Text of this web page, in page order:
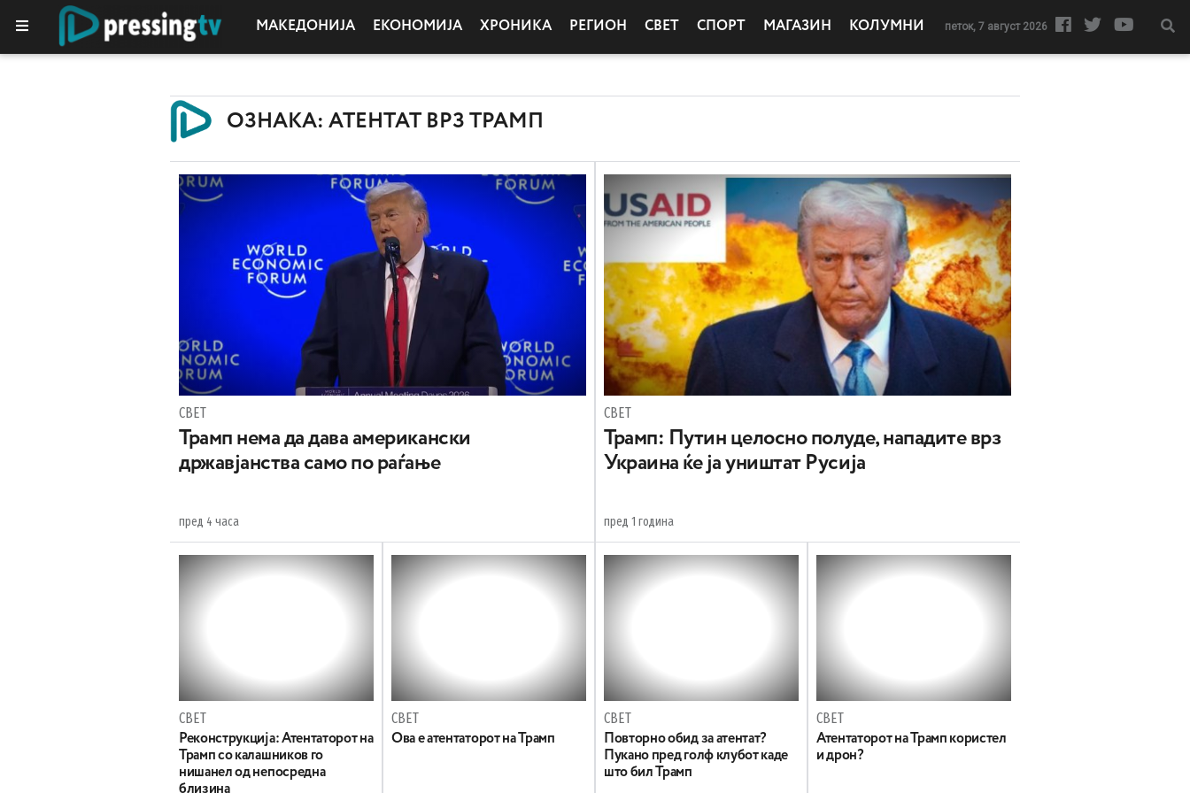
МАКЕДОНИЈА ЕКОНОМИЈА ХРОНИКА РЕГИОН СВЕТ СПОРТ МАГАЗИН КОЛУМНИ петок, 7 август 2026
ОЗНАКА: АТЕНТАТ ВРЗ ТРАМП
СВЕТ
Трамп нема да дава американски
државјанства само по раѓање
пред 4 часа
СВЕТ
Трамп: Путин целосно полуде, нападите врз
Украина ќе ја уништат Русија
пред 1 година
СВЕТ
Реконструкција: Атентаторот на
Трамп со калашников го
нишанел од непосредна
близина
СВЕТ
Oва е атентаторот на Трамп
СВЕТ
Повторно обид за атентат?
Пукано пред голф клубот каде
што бил Трамп
СВЕТ
Атентаторот на Трамп користел
и дрон?